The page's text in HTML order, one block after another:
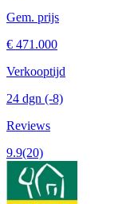
Gem. prijs
€ 471.000
Verkooptijd
24 dgn (-8)
Reviews
9.9(20)